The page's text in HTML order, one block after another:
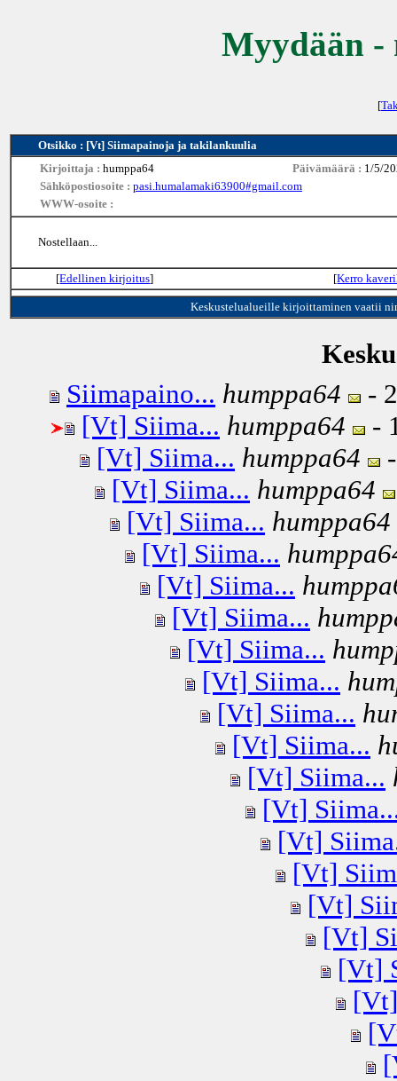
Myydään -
[
Otsikko : [Vt] Siimapainoja ja takilankuulia
Kirjoittaja : humppa64 Päivämäärä : 1/5/
Sähköpostiosoite : pasi.humalamaki63900#gmail.com
WWW-osoite :
Nostellaan...
[Edellinen kirjoitus] [Kerro
Keskustelualueille kirjoittaminen vaatii
Siimapaino... humppa64
-
[Vt] Siima... humppa64
-
[Vt] Siima... humppa64
[Vt] Siima... humppa64
[Vt] Siima... humppa64
[Vt] Siima...
[Vt] Siima...
[Vt] Siima...
[Vt] Siima...
[Vt] Siima...
[Vt] Siima...
[Vt] Siima...
[Vt] Siima...
[Vt]
[Vt]
[Vt]
[Vt]
[Vt]
[Vt]